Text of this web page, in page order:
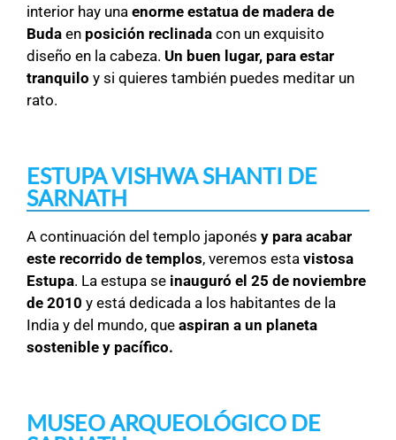
interior hay una enorme estatua de madera de
Buda en posición reclinada con un exquisito
diseño en la cabeza. Un buen lugar, para estar
tranquilo y si quieres también puedes meditar un
rato.
ESTUPA VISHWA SHANTI DE
SARNATH
A continuación del templo japonés y para acabar
este recorrido de templos, veremos esta vistosa
Estupa. La estupa se inauguró el 25 de noviembre
de 2010 y está dedicada a los habitantes de la
India y del mundo, que aspiran a un planeta
sostenible y pacífico.
MUSEO ARQUEOLÓGICO DE